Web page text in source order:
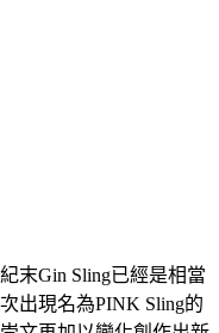
末Gin Sling已經是相當
出現名為PINK Sling的